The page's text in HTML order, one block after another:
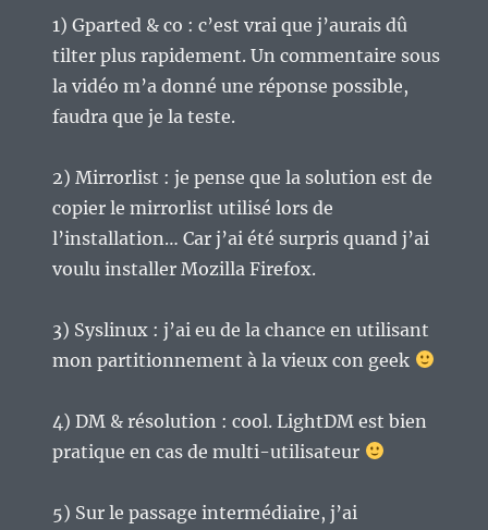
1) Gparted & co : c’est vrai que j’aurais dû
tilter plus rapidement. Un commentaire sous
la vidéo m’a donné une réponse possible,
faudra que je la teste.
2) Mirrorlist : je pense que la solution est de
copier le mirrorlist utilisé lors de
l’installation… Car j’ai été surpris quand j’ai
voulu installer Mozilla Firefox.
3) Syslinux : j’ai eu de la chance en utilisant
mon partitionnement à la vieux con geek
4) DM & résolution : cool. LightDM est bien
pratique en cas de multi-utilisateur
5) Sur le passage intermédiaire, j’ai